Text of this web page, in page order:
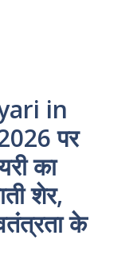
in
पर
का
शेर,
के